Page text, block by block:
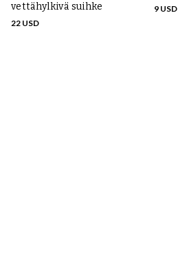
vettähylkivä suihke
22 USD
9 USD